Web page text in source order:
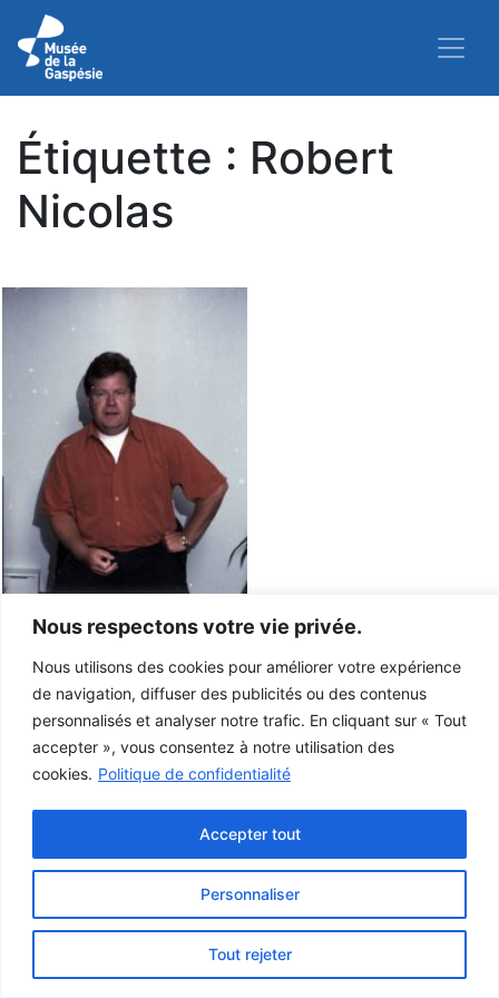
Nous respectons votre vie privée.
Nous utilisons des cookies pour améliorer votre expérience
de navigation, diffuser des publicités ou des contenus
personnalisés et analyser notre trafic. En cliquant sur « Tout
accepter », vous consentez à notre utilisation des
cookies. Politique de confidentialité
Personnaliser
Tout rejeter
Accepter tout
Étiquette : Robert
Nicolas
Ce projet a été rendu possible grâce au
gouvernement du Canada.
Connexion
Conception:Le Web simple